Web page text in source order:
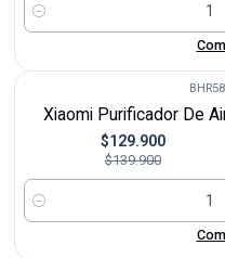
Cantidad
Xiaomi Purificador De
$129.900
$139.900
Cantidad